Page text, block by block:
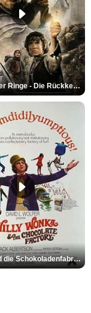
Der Herr der Ringe - Die Rückkehr des Königs Trailer OV
Charlie und die Schokoladenfabrik Trailer OV